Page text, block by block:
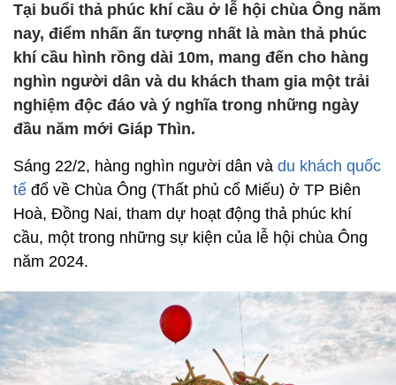
Tại buổi thả phúc khí cầu ở lễ hội chùa Ông năm
nay, điểm nhấn ấn tượng nhất là màn thả phúc
khí cầu hình rồng dài 10m, mang đến cho hàng
nghìn người dân và du khách tham gia một trải
nghiệm độc đáo và ý nghĩa trong những ngày
đầu năm mới Giáp Thìn.
Sáng 22/2, hàng nghìn người dân và du khách quốc
tế đổ về Chùa Ông (Thất phủ cổ Miếu) ở TP Biên
Hoà, Đồng Nai, tham dự hoạt động thả phúc khí
cầu, một trong những sự kiện của lễ hội chùa Ông
năm 2024.